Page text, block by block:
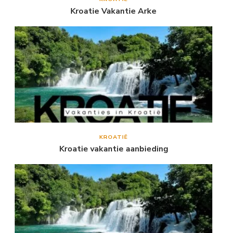
Kroatie Vakantie Arke
KROATIË
Kroatie vakantie aanbieding